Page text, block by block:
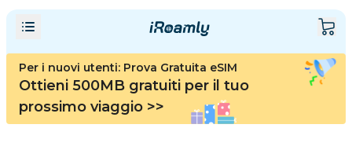
Per i nuovi utenti: Prova Gratuita eSIM
Ottieni 500MB gratuiti per il tuo
prossimo viaggio >>